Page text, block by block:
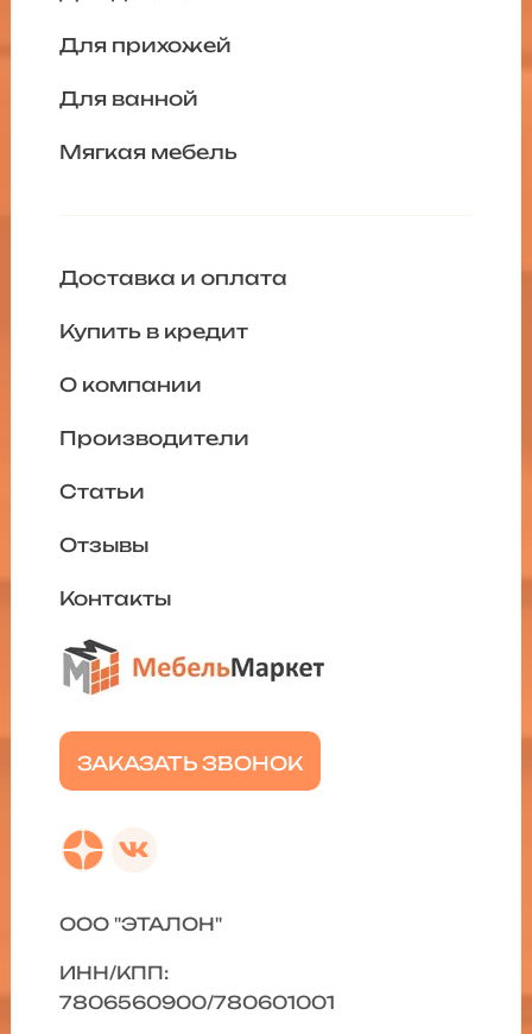
Для прихожей
Для ванной
Мягкая мебель
ЗАКАЗАТЬ ЗВОНОК
Доставка и оплата
Купить в кредит
О компании
Производители
Статьи
Отзывы
Контакты
ООО "ЭТАЛОН"
ИНН/КПП:
7806560900/780601001